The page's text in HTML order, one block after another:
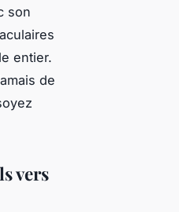
son
entier.
de
vers